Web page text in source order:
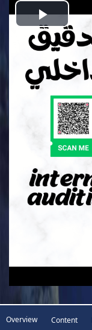
Play
Video
Overview Content